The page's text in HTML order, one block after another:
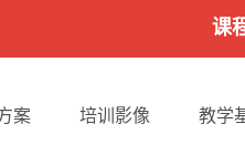
课
案 培训影像 教学